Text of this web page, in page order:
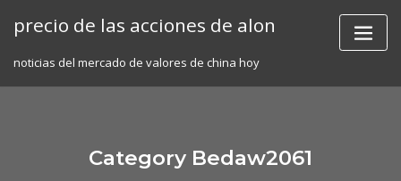
precio de las acciones de alon
noticias del mercado de valores de china hoy
Category Bedaw2061